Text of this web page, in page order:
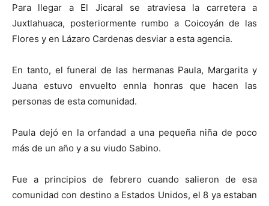
Para llegar a El Jicaral se atraviesa la carretera a
Juxtlahuaca, posteriormente rumbo a Coicoyán de las
Flores y en Lázaro Cardenas desviar a esta agencia.
En tanto, el funeral de las hermanas Paula, Margarita y
Juana estuvo envuelto ennla honras que hacen las
personas de esta comunidad.
Paula dejó en la orfandad a una pequeña niña de poco
más de un año y a su viudo Sabino.
Fue a principios de febrero cuando salieron de esa
comunidad con destino a Estados Unidos, el 8 ya estaban